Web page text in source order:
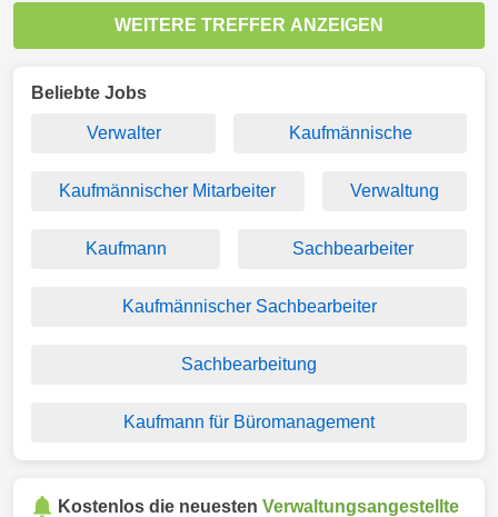
WEITERE TREFFER ANZEIGEN
Beliebte Jobs
Verwalter Kaufmännische
Kaufmännischer Mitarbeiter Verwaltung
Kaufmann Sachbearbeiter
Kaufmännischer Sachbearbeiter
Sachbearbeitung
Kaufmann für Büromanagement
Kostenlos die neuesten Verwaltungsangestellte